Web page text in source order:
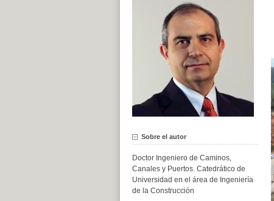
Sobre el autor
Doctor Ingeniero de Caminos,
Canales y Puertos. Catedrático de
Universidad en el área de Ingeniería
de la Construcción